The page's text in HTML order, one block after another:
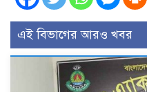
এই বিভাগের আরও খবর